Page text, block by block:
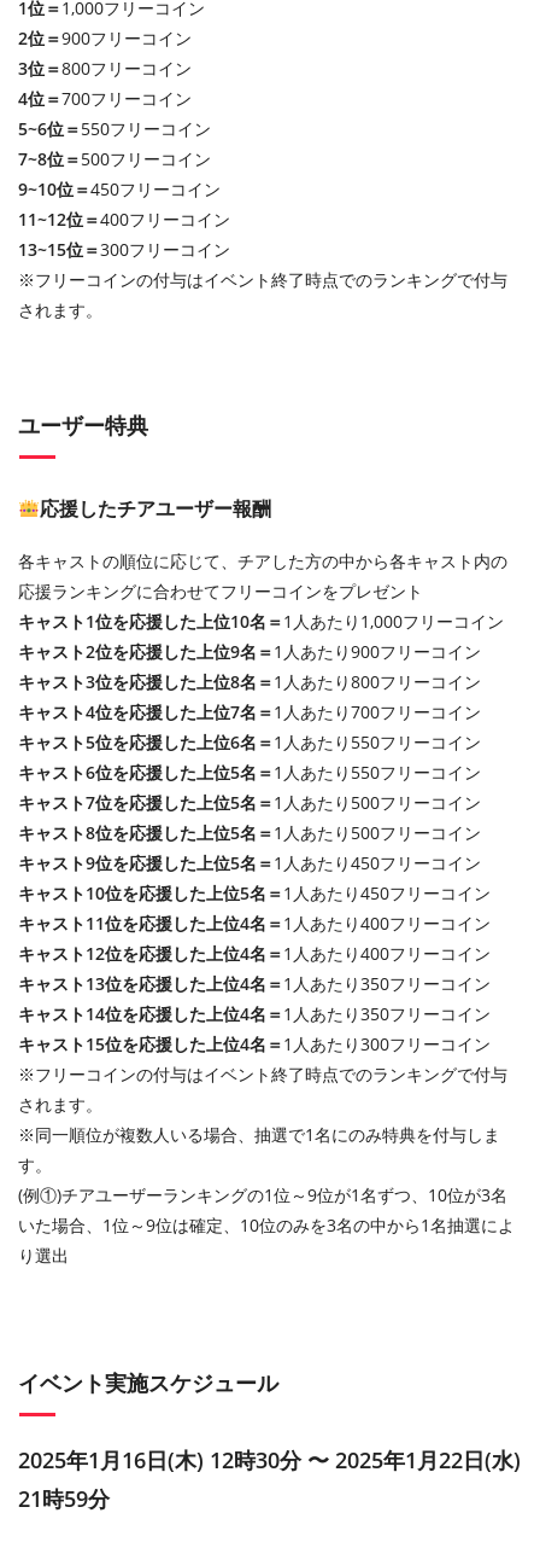
1位＝1,000フリーコイン
2位＝900フリーコイン
3位＝800フリーコイン
4位＝700フリーコイン
5~6位＝550フリーコイン
7~8位＝500フリーコイン
9~10位＝450フリーコイン
11~12位＝400フリーコイン
13~15位＝300フリーコイン
※フリーコインの付与はイベント終了時点でのランキングで付与
されます。
ユーザー特典
応援したチアユーザー報酬
各キャストの順位に応じて、チアした方の中から各キャスト内の
応援ランキングに合わせてフリーコインをプレゼント
キャスト1位を応援した上位10名＝1人あたり1,000フリーコイン
キャスト2位を応援した上位9名＝1人あたり900フリーコイン
キャスト3位を応援した上位8名＝1人あたり800フリーコイン
キャスト4位を応援した上位7名＝1人あたり700フリーコイン
キャスト5位を応援した上位6名＝1人あたり550フリーコイン
キャスト6位を応援した上位5名＝1人あたり550フリーコイン
キャスト7位を応援した上位5名＝1人あたり500フリーコイン
キャスト8位を応援した上位5名＝1人あたり500フリーコイン
キャスト9位を応援した上位5名＝1人あたり450フリーコイン
キャスト10位を応援した上位5名＝1人あたり450フリーコイン
キャスト11位を応援した上位4名＝1人あたり400フリーコイン
キャスト12位を応援した上位4名＝1人あたり400フリーコイン
キャスト13位を応援した上位4名＝1人あたり350フリーコイン
キャスト14位を応援した上位4名＝1人あたり350フリーコイン
キャスト15位を応援した上位4名＝1人あたり300フリーコイン
※フリーコインの付与はイベント終了時点でのランキングで付与
されます。
※同一順位が複数人いる場合、抽選で1名にのみ特典を付与しま
す。
(例①)チアユーザーランキングの1位～9位が1名ずつ、10位が3名
いた場合、1位～9位は確定、10位のみを3名の中から1名抽選によ
り選出
イベント実施スケジュール
2025年1月16日(木) 12時30分 〜 2025年1月22日(水)
21時59分